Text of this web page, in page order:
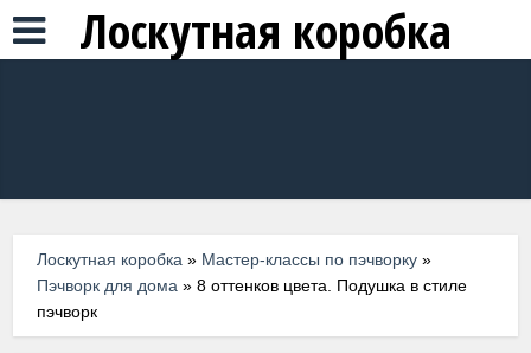
Лоскутная коробка
Лоскутная коробка » Мастер-классы по пэчворку »
Пэчворк для дома »8 оттенков цвета. Подушка в стиле
пэчворк